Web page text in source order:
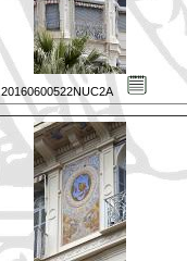
20160600522NUC2A